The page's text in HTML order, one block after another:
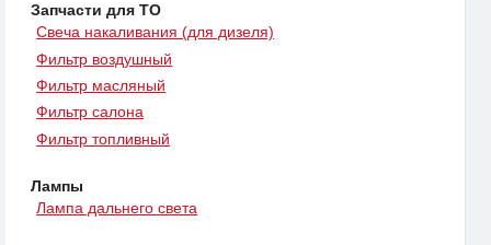
Запчасти для ТО
Свеча накаливания (для дизеля)
Фильтр воздушный
Фильтр масляный
Фильтр салона
Фильтр топливный
Лампы
Лампа дальнего света